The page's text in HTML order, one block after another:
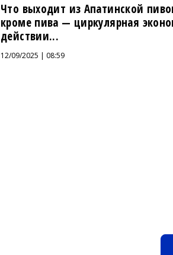
Что выходит из Апатинской
кроме пива — циркулярная
действии...
12/09/2025 | 08:59